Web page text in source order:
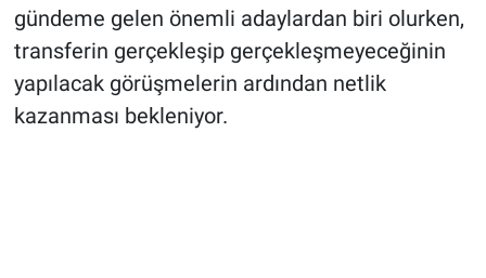
gündeme gelen önemli adaylardan biri olurken,
transferin gerçekleşip gerçekleşmeyeceğinin
yapılacak görüşmelerin ardından netlik
kazanması bekleniyor.